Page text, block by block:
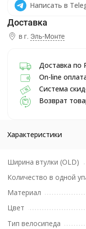
Написать в
в г. Эль-Монте
Доставка по
On-line
Система
Возврат
Характеристики
Ширина втулки (OLD)
Количество в одной
Материал
Цвет
Тип велосипеда